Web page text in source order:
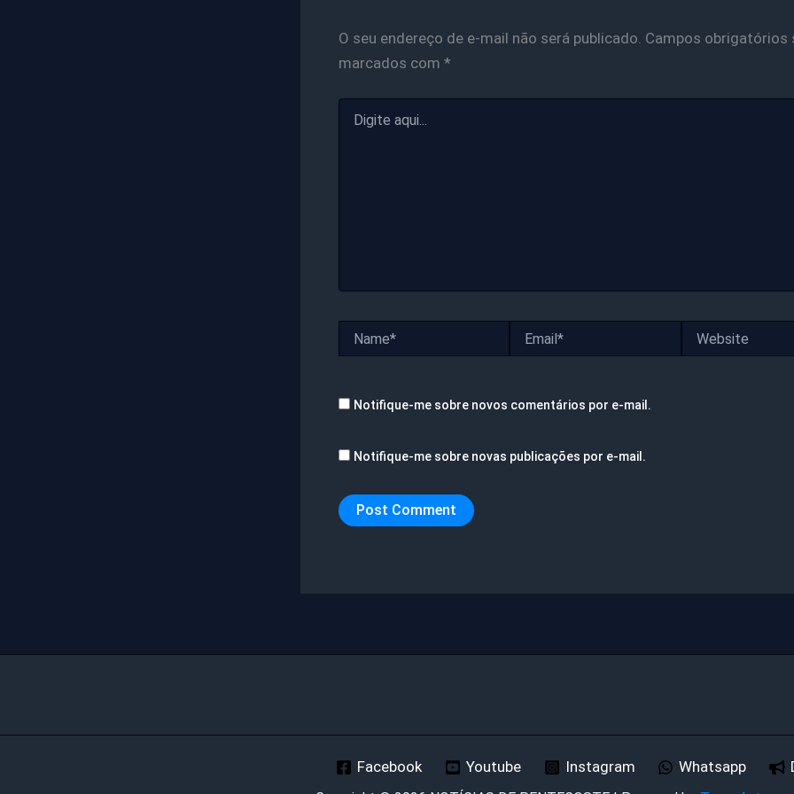
O seu endereço de e-mail não será publicado. Campos obrigatórios
marcados com *
aqui...
Notifique-me sobre novos comentários por e-mail.
Notifique-me sobre novas publicações por e-mail.
Facebook Youtube Instagram Whatsapp